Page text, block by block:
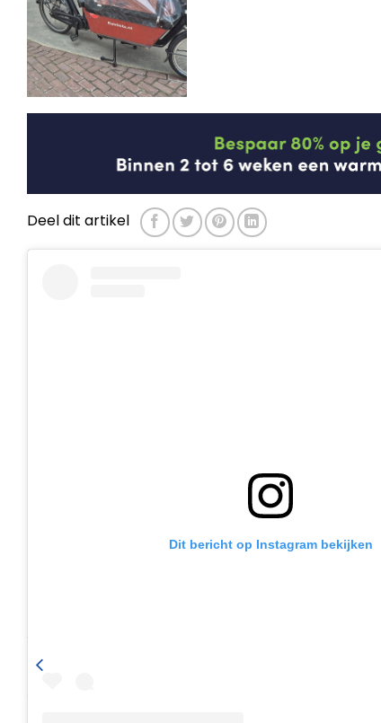
Deel dit artikel
Dit bericht op Instagram bekijken